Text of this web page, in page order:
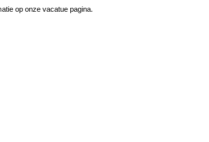
op onze vacatue pagina.